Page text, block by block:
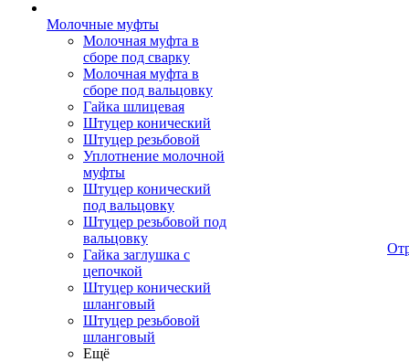
Молочные муфты
Молочная муфта в
сборе под сварку
Молочная муфта в
сборе под вальцовку
Гайка шлицевая
Штуцер конический
Штуцер резьбовой
Уплотнение молочной
муфты
Штуцер конический
под вальцовку
Штуцер резьбовой под
вальцовку
Гайка заглушка с
цепочкой
Штуцер конический
шланговый
Штуцер резьбовой
шланговый
Ещё